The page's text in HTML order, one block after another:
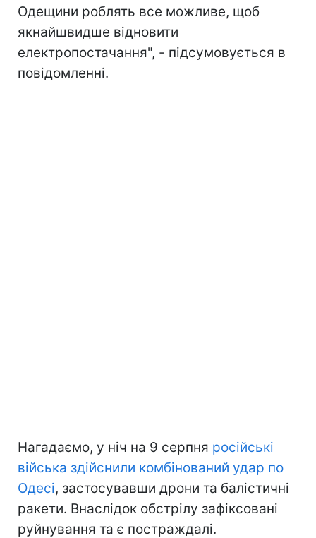
Одещини роблять все можливе, щоб
якнайшвидше відновити
електропостачання", - підсумовується в
повідомленні.
Нагадаємо, у ніч на 9 серпня російські
війська здійснили комбінований удар по
Одесі, застосувавши дрони та балістичні
ракети. Внаслідок обстрілу зафіксовані
руйнування та є постраждалі.